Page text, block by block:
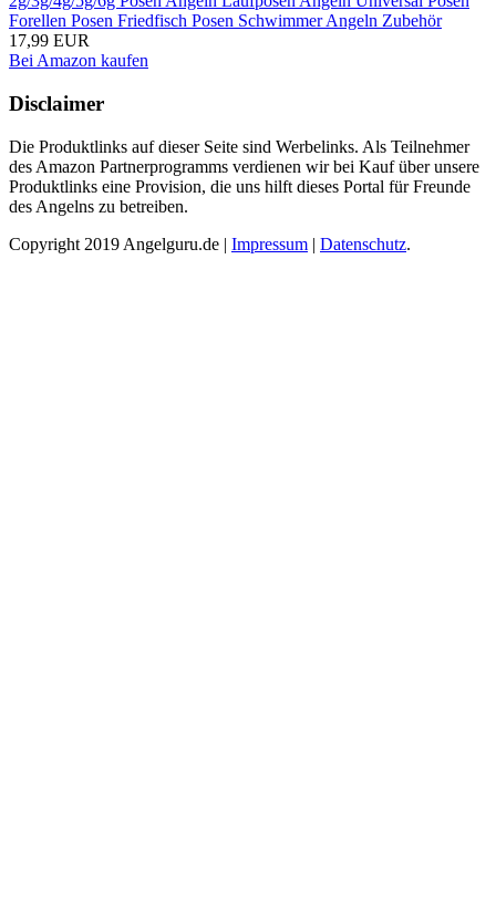
Forellen Posen Friedfisch Posen Schwimmer Angeln Zubehör
17,99 EUR
Bei Amazon kaufen
Disclaimer
Die Produktlinks auf dieser Seite sind Werbelinks. Als Teilnehmer
des Amazon Partnerprogramms verdienen wir bei Kauf über unsere
Produktlinks eine Provision, die uns hilft dieses Portal für Freunde
des Angelns zu betreiben.
Copyright 2019 Angelguru.de | Impressum | Datenschutz.